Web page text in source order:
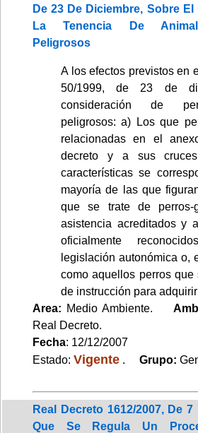
De 23 De Diciembre, Sobre
La Tenencia De
Peligrosos
A los efectos previstos en
50/1999, de 23 de
consideración de
peligrosos: a) Los que
relacionadas en el
decreto y a sus
características se
mayoría de las que
que se trate de
asistencia acreditados y
oficialmente
legislación autonómica o,
como aquellos perros
de instrucción para
Area: Medio Ambiente.
Real Decreto.
Fecha: 12/12/2007
Estado: Vigente . Grupo:
Real Decreto 1612/2007, De
Que Se Regula Un